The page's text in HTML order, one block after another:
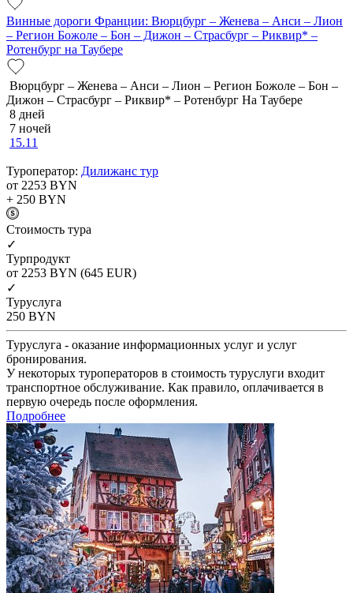
Винные дороги Франции: Вюрцбург – Женева – Анси – Лион
– Регион Божоле – Бон – Дижон – Страсбург – Риквир* –
Ротенбург на Таубере
Вюрцбург – Женева – Анси – Лион – Регион Божоле – Бон –
Дижон – Страсбург – Риквир* – Ротенбург На Таубере
8 дней
7 ночей
15.11
Туроператор: Дилижанс тур
от 2253 BYN
+ 250 BYN
Cтоимость тура
✓
Турпродукт
от 2253 BYN (645 EUR)
✓
Туруслуга
250 BYN
Туруслуга - оказание информационных услуг и услуг
бронирования.
У некоторых туроператоров в стоимость туруслуги входит
транспортное обслуживание. Как правило, оплачивается в
первую очередь после оформления.
Подробнее